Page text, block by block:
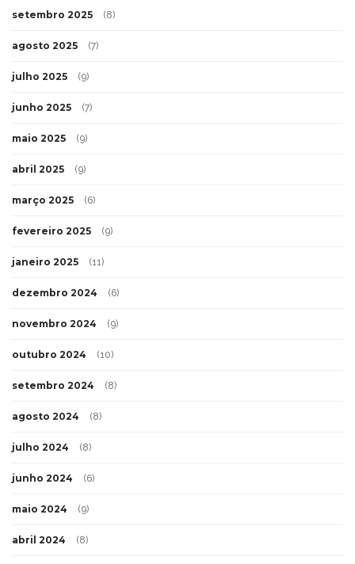
setembro 2025 (8)
agosto 2025 (7)
julho 2025 (9)
junho 2025 (7)
maio 2025 (9)
abril 2025 (9)
março 2025 (6)
fevereiro 2025 (9)
janeiro 2025 (11)
dezembro 2024 (6)
novembro 2024 (9)
outubro 2024 (10)
setembro 2024 (8)
agosto 2024 (8)
julho 2024 (8)
junho 2024 (6)
maio 2024 (9)
abril 2024 (8)